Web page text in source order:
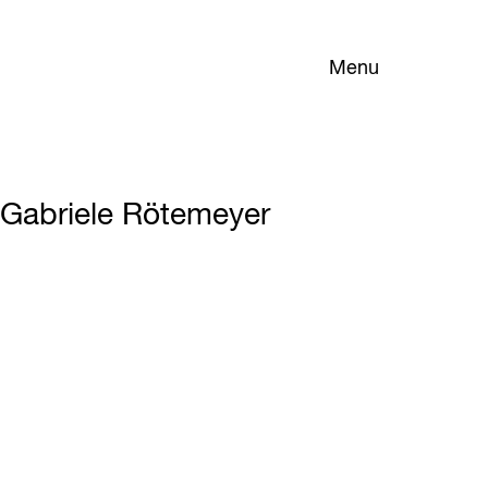
Menu
Gabriele Rötemeyer